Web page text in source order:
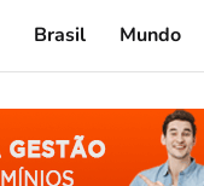
Brasil Mundo